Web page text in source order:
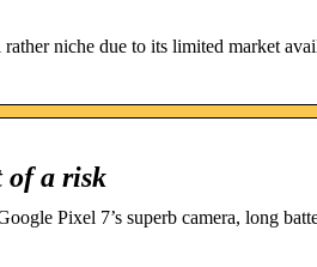
niche due to its limited market
of a risk
Pixel 7’s superb camera, long